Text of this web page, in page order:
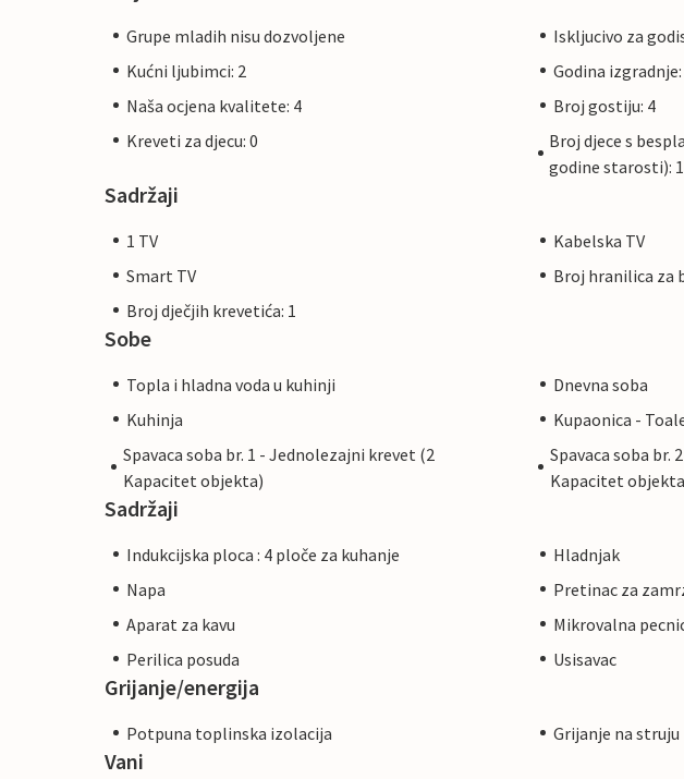
Grupe mladih nisu dozvoljene
Iskljucivo za
Kućni ljubimci: 2
Godina izgradnje:
Naša ocjena kvalitete: 4
Broj gostiju: 4
Kreveti za djecu: 0
Broj djece s
godine starosti): 1
Sadržaji
1 TV
Kabelska TV
Smart TV
Broj hranilica za
Broj dječjih krevetića: 1
Sobe
Topla i hladna voda u kuhinji
Dnevna soba
Kuhinja
Kupaonica -
Spavaca soba br. 1 - Jednolezajni krevet (2
Kapacitet objekta)
Spavaca soba br.
Kapacitet
Sadržaji
Indukcijska ploca : 4 ploče za kuhanje
Hladnjak
Napa
Pretinac za
Aparat za kavu
Mikrovalna
Perilica posuda
Usisavac
Grijanje/energija
Potpuna toplinska izolacija Grijanje na struju
Vani